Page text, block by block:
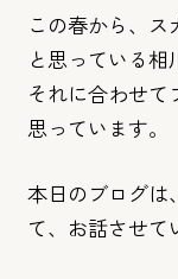
この春から、ス
と思っている相
それに合わせて
思っています。
本日のブログは
て、お話させて